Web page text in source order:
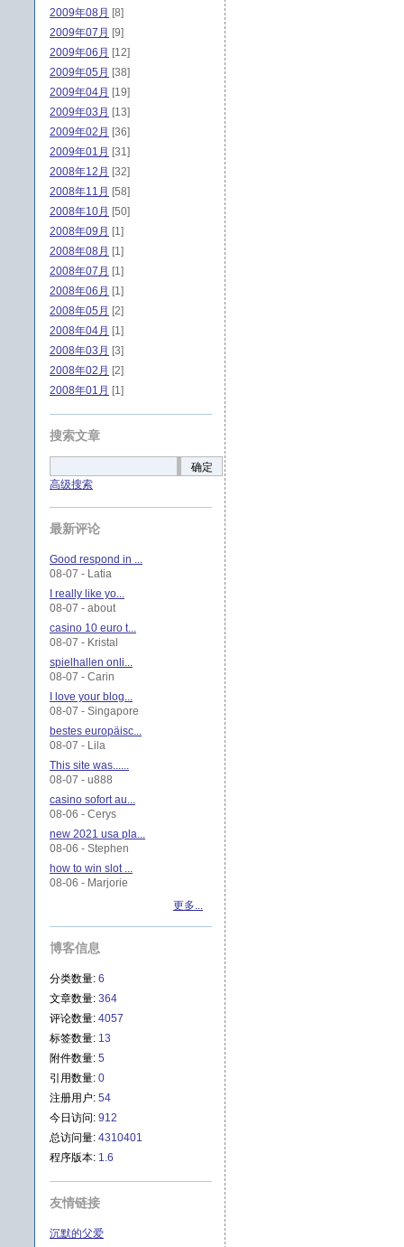
2009年08月 [8]
2009年07月 [9]
2009年06月 [12]
2009年05月 [38]
2009年04月 [19]
2009年03月 [13]
2009年02月 [36]
2009年01月 [31]
2008年12月 [32]
2008年11月 [58]
2008年10月 [50]
2008年09月 [1]
2008年08月 [1]
2008年07月 [1]
2008年06月 [1]
2008年05月 [2]
2008年04月 [1]
2008年03月 [3]
2008年02月 [2]
2008年01月 [1]
搜索文章
确定
高级搜索
最新评论
Good respond in ...
08-07 - Latia
I really like yo...
08-07 - about
casino 10 euro t...
08-07 - Kristal
spielhallen onli...
08-07 - Carin
I love your blog...
08-07 - Singapore
bestes europäisc...
08-07 - Lila
This site was......
08-07 - u888
casino sofort au...
08-06 - Cerys
new 2021 usa pla...
08-06 - Stephen
how to win slot ...
08-06 - Marjorie
更多...
博客信息
分类数量: 6
文章数量: 364
评论数量: 4057
标签数量: 13
附件数量: 5
引用数量: 0
注册用户: 54
今日访问: 912
总访问量: 4310401
程序版本: 1.6
友情链接
沉默的父爱